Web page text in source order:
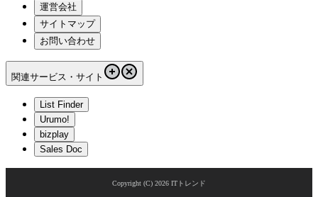
運営会社
サイトマップ
お問い合わせ
関連サービス・サイト
List Finder
Urumo!
bizplay
Sales Doc
Copyright (C) 2026 ITトレンド